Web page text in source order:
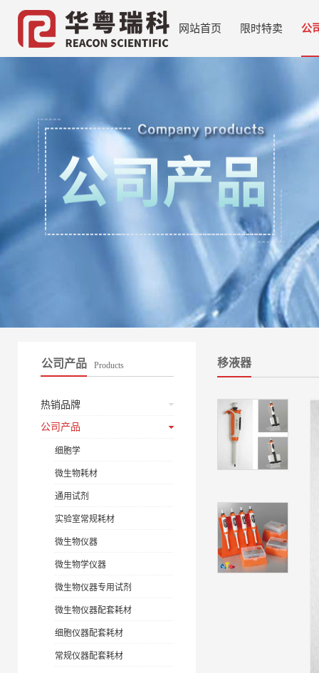
网站首页 限时特卖 公
公司产品 Products
热销品牌
公司产品
细胞学
微生物耗材
通用试剂
实验室常规耗材
微生物仪器
微生物学仪器
微生物仪器专用试剂
微生物仪器配套耗材
细胞仪器配套耗材
常规仪器配套耗材
移液器